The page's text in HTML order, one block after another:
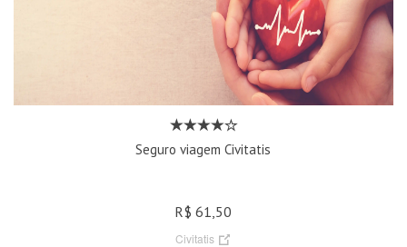
Seguro viagem Civitatis
R$ 61,50
Civitatis